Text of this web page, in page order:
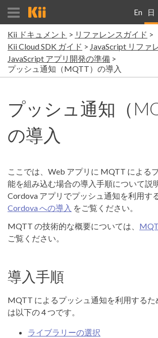
En
gli
日
本
Kii ドキュメント
リファレンスガイド
Kii Cloud SDK ガイド
JavaScript リファ
JavaScript アプリ開発の準備
プッシュ通知（MQTT）の導入
プッシュ通知（
の導入
ここでは、Web アプリに MQTT による
能を組み込む場合の導入手順について説
Cordova アプリでプッシュ通知を利用す
Cordova への導入 をご覧ください。
MQTT の技術的な概要については、
ご覧ください。
導入手順
MQTT によるプッシュ通知を利用するた
は以下の 4 つです。
ライブラリーの選択